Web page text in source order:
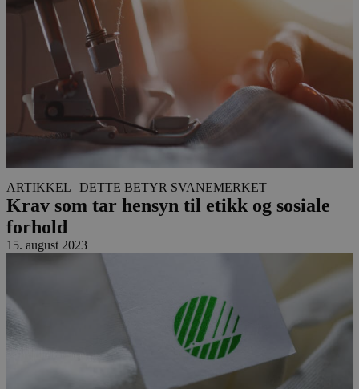
ARTIKKEL | DETTE BETYR SVANEMERKET
Krav som tar hensyn til etikk og sosiale
forhold
15. august 2023